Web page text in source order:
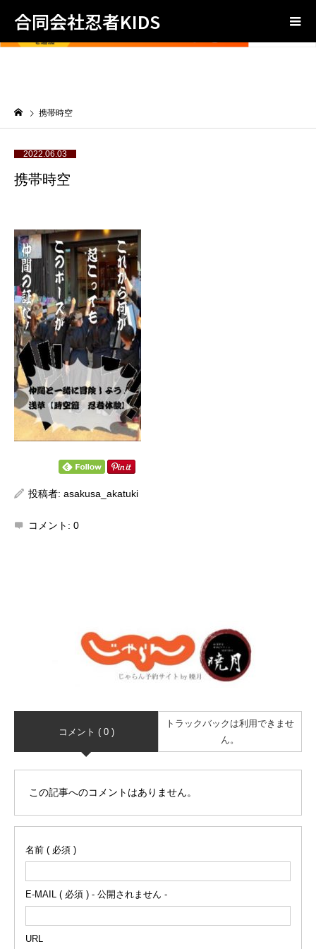
合同会社忍者KIDS
携帯時空
2022.06.03
携帯時空
投稿者: asakusa_akatuki
コメント: 0
コメント ( 0 )
トラックバックは利用できませ
ん。
この記事へのコメントはありません。
名前 ( 必須 )
E-MAIL ( 必須 ) - 公開されません -
URL